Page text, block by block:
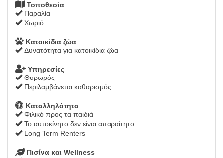
Τοποθεσία
Παραλία
Χωριό
Κατοικίδια ζώα
Δυνατότητα για κατοικίδια ζώα
Υπηρεσίες
Θυρωρός
Περιλαμβάνεται καθαρισμός
Καταλληλότητα
Φιλικό προς τα παιδιά
Το αυτοκίνητο δεν είναι απαραίτητο
Long Term Renters
Πισίνα και Wellness